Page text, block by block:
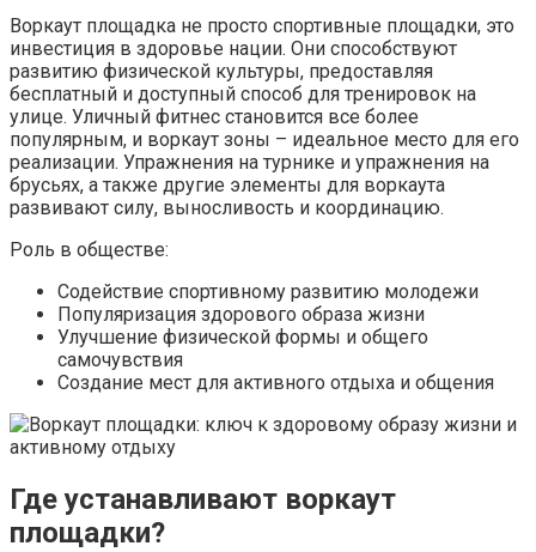
Воркаут площадка не просто спортивные площадки, это
инвестиция в здоровье нации. Они способствуют
развитию физической культуры, предоставляя
бесплатный и доступный способ для тренировок на
улице. Уличный фитнес становится все более
популярным, и воркаут зоны – идеальное место для его
реализации. Упражнения на турнике и упражнения на
брусьях, а также другие элементы для воркаута
развивают силу, выносливость и координацию.
Роль в обществе:
Содействие спортивному развитию молодежи
Популяризация здорового образа жизни
Улучшение физической формы и общего
самочувствия
Создание мест для активного отдыха и общения
Где устанавливают воркаут
площадки?